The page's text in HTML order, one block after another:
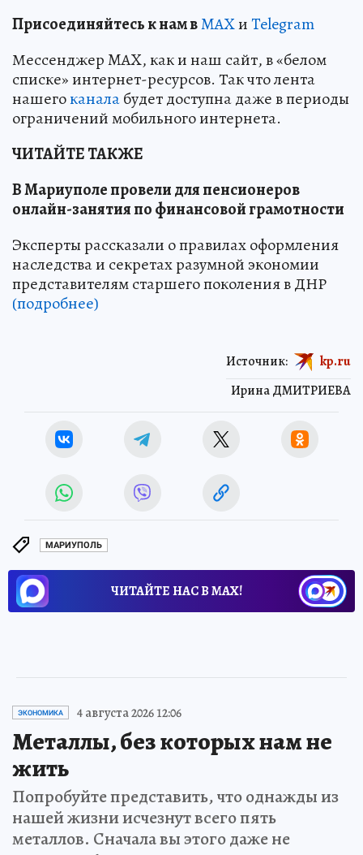
Присоединяйтесь к нам вMAXиTelegram
Мессенджер MAX, как и наш сайт, в «белом
списке» интернет-ресурсов. Так что лента
нашегоканалабудет доступна даже в периоды
ограничений мобильного интернета.
ЧИТАЙТЕ ТАКЖЕ
В Мариуполе провели для пенсионеров
онлайн-занятия по финансовой грамотности
Эксперты рассказали о правилах оформления
наследства и секретах разумной экономии
представителям старшего поколения в ДНР
(подробнее)
Ирина ДМИТРИЕВА
Источник: kp.ru
МАРИУПОЛЬ
ЧИТАЙТЕ НАС В МАХ!
ЭКОНОМИКА 4 августа 2026 12:06
Металлы, без которых нам не
жить
Попробуйте представить, что однажды из
нашей жизни исчезнут всего пять
металлов. Сначала вы этого даже не